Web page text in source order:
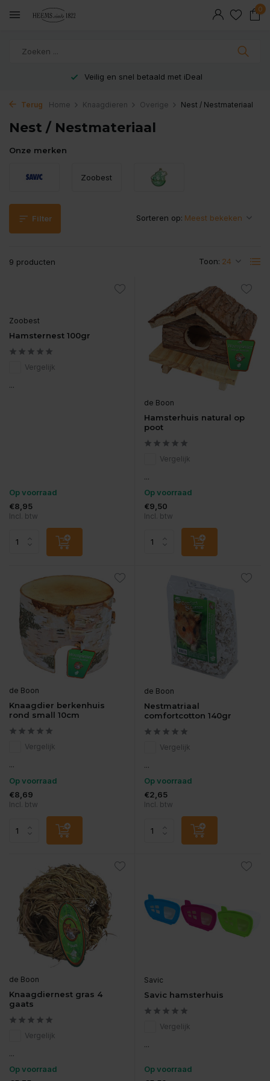
0
Veilig en snel betaald met iDeal
Terug Home Knaagdieren Overige Nest / Nestmateriaal
Nest / Nestmateriaal
Onze merken
Zoobest
Filter
9 producten Toon:
Sorteren op:
Zoobest
Hamsternest 100gr
Vergelijk
...
Op voorraad
€8,95
Incl. btw
de Boon
Hamsterhuis natural op
poot
Vergelijk
...
Op voorraad
€9,50
Incl. btw
de Boon
Knaagdier berkenhuis
rond small 10cm
Vergelijk
...
Op voorraad
€8,69
Incl. btw
de Boon
Nestmatriaal
comfortcotton 140gr
Vergelijk
...
Op voorraad
€2,65
Incl. btw
de Boon
Knaagdiernest gras 4
gaats
Vergelijk
...
Op voorraad
Savic
Savic hamsterhuis
Vergelijk
...
Op voorraad